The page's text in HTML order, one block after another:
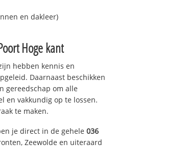
en dakleer)
Hoge kant
hebben kennis en
Daarnaast beschikken
gereedschap om alle
en vakkundig op te lossen.
te maken.
je direct in de gehele 036
Zeewolde en uiteraard